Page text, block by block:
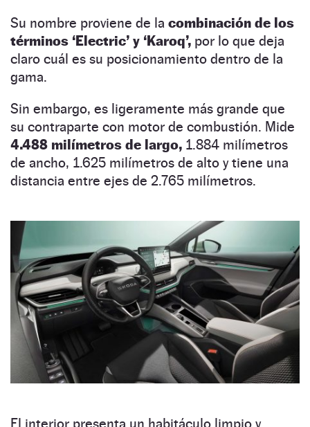
Su nombre proviene de la combinación de los
términos ‘Electric’ y ‘Karoq’, por lo que deja
claro cuál es su posicionamiento dentro de la
gama.
Sin embargo, es ligeramente más grande que
su contraparte con motor de combustión. Mide
4.488 milímetros de largo, 1.884 milímetros
de ancho, 1.625 milímetros de alto y tiene una
distancia entre ejes de 2.765 milímetros.
El interior presenta un habitáculo limpio y